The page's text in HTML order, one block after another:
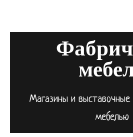
Магазины и
мебелью